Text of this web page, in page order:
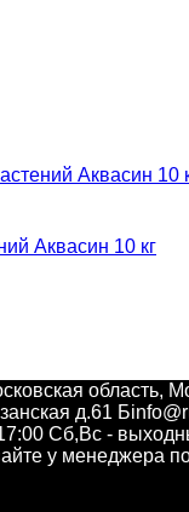
Аквасин 10 кг
область,
д.61 Б
Сб,Вс -
у менеджера